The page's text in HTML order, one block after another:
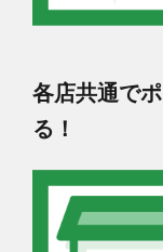
各店共通で
る！